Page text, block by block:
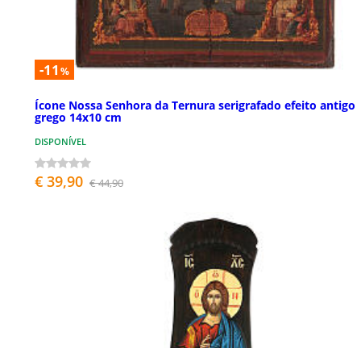
-11 %
Ícone Nossa Senhora da Ternura serigrafado efeito antigo
grego 14x10 cm
DISPONÍVEL
€ 39,90 € 44,90